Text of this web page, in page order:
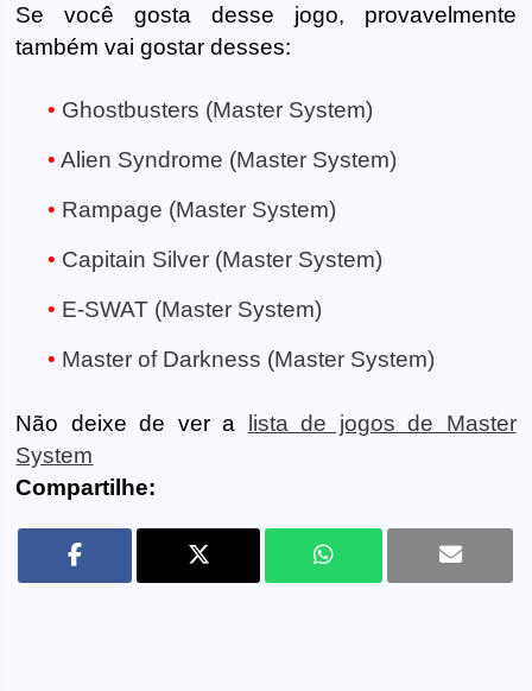
Se você gosta desse jogo, provavelmente
também vai gostar desses:
Ghostbusters (Master System)
Alien Syndrome (Master System)
Rampage (Master System)
Capitain Silver (Master System)
E-SWAT (Master System)
Master of Darkness (Master System)
Não deixe de ver a
lista de jogos de Master
System
Compartilhe: